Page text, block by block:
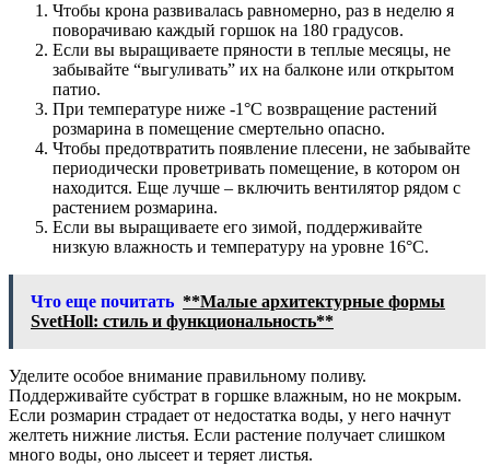
Чтобы крона развивалась равномерно, раз в неделю я
поворачиваю каждый горшок на 180 градусов.
Если вы выращиваете пряности в теплые месяцы, не
забывайте “выгуливать” их на балконе или открытом
патио.
При температуре ниже -1°C возвращение растений
розмарина в помещение смертельно опасно.
Чтобы предотвратить появление плесени, не забывайте
периодически проветривать помещение, в котором он
находится. Еще лучше – включить вентилятор рядом с
растением розмарина.
Если вы выращиваете его зимой, поддерживайте
низкую влажность и температуру на уровне 16°C.
Что еще почитать **Малые архитектурные формы
SvetHoll: стиль и функциональность**
Уделите особое внимание правильному поливу.
Поддерживайте субстрат в горшке влажным, но не мокрым.
Если розмарин страдает от недостатка воды, у него начнут
желтеть нижние листья. Если растение получает слишком
много воды, оно лысеет и теряет листья.